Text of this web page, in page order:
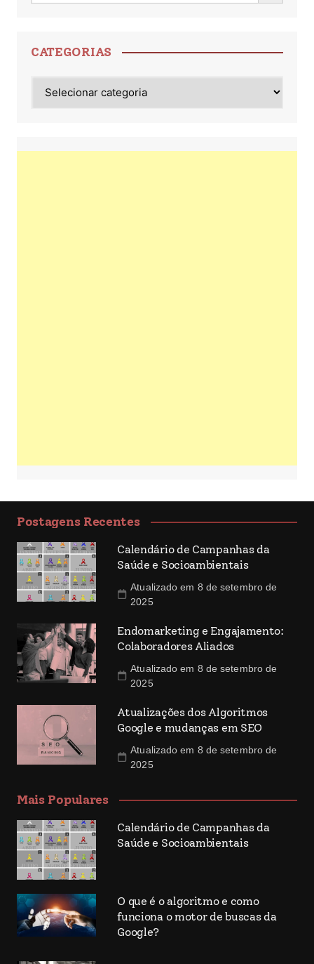
CATEGORIAS
Postagens Recentes
Calendário de Campanhas da
Saúde e Socioambientais
Atualizado em 8 de setembro de
2025
Endomarketing e Engajamento:
Colaboradores Aliados
Atualizado em 8 de setembro de
2025
Atualizações dos Algoritmos
Google e mudanças em SEO
Atualizado em 8 de setembro de
2025
Mais Populares
Calendário de Campanhas da
Saúde e Socioambientais
O que é o algoritmo e como
funciona o motor de buscas da
Google?